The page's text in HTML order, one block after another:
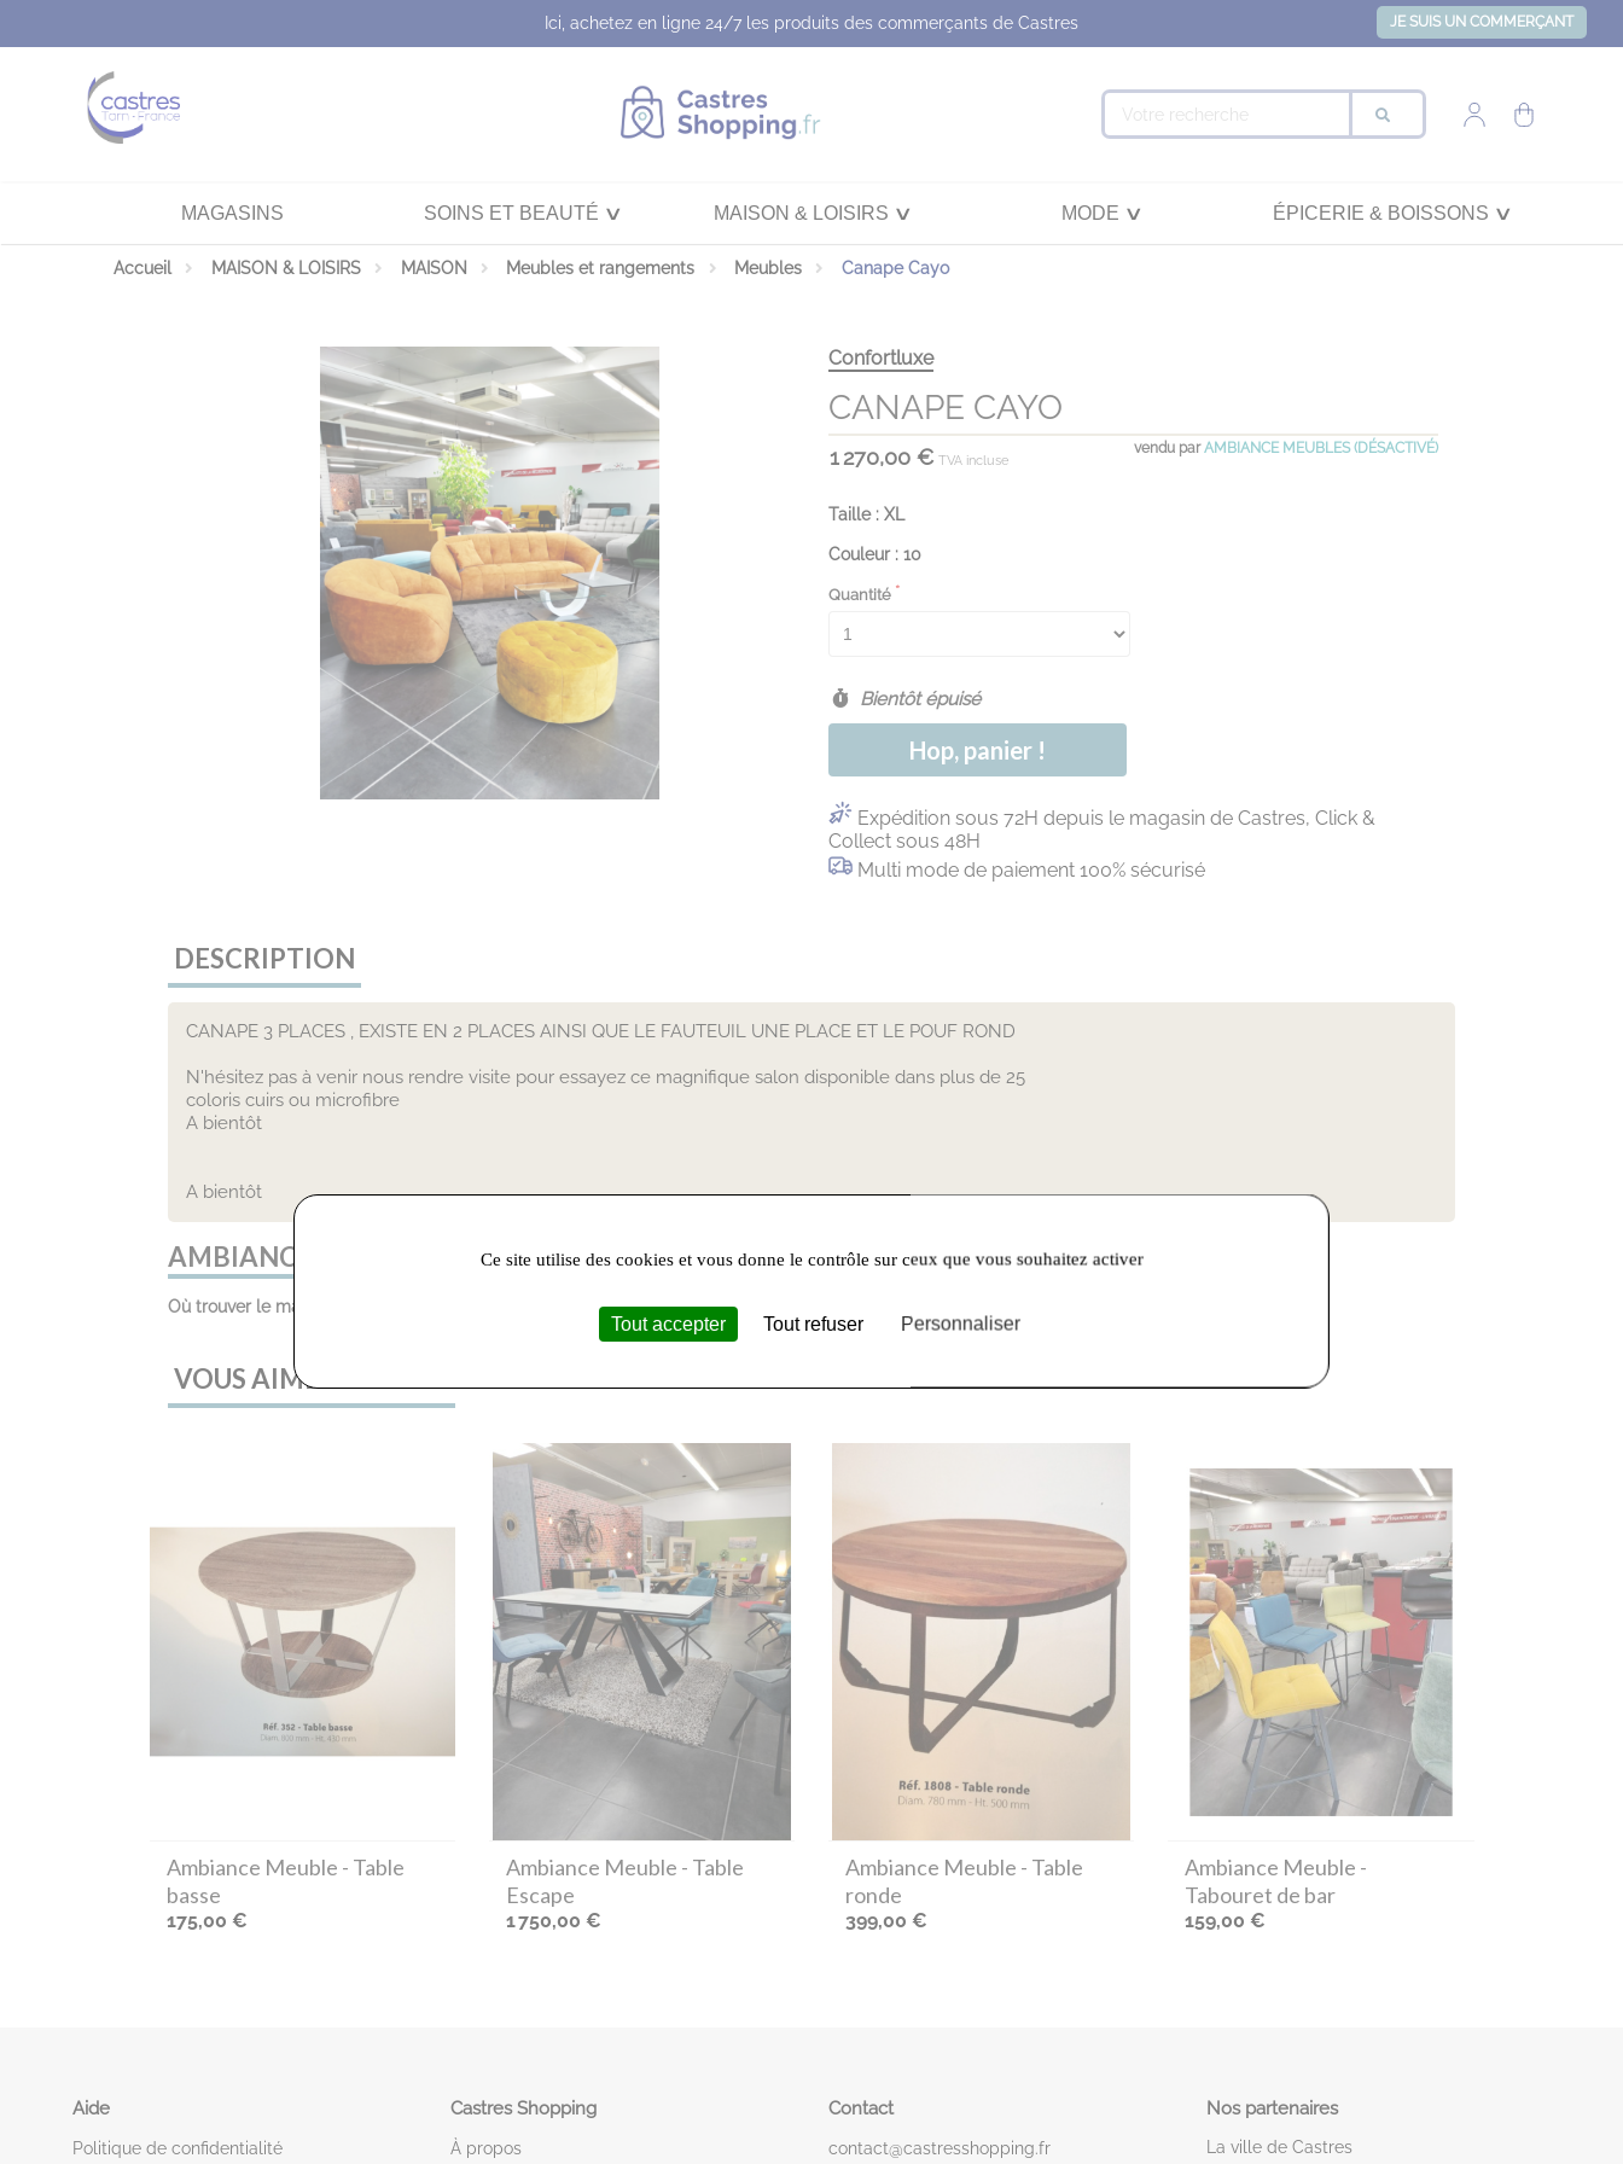
Ici, achetez en ligne 24/7 les produits des commerçants de Castres JE SUIS UN COMMERÇANT
MAGASINS SOINS ET BEAUTÉ MAISON & LOISIRS MODE ÉPICERIE & BOISSONS
Accueil MAISON & LOISIRS MAISON Meubles et rangements Meubles Canape Cayo
Confortluxe
CANAPE CAYO
vendu parAMBIANCE MEUBLES (DÉSACTIVÉ)
1 270,00 € TVA incluse
Taille : XL
Couleur : 10
Quantité
Bientôt épuisé
Hop, panier !
Expédition sous 72H depuis le magasin de Castres, Click &
Collect sous 48H
Multi mode de paiement 100% sécurisé
DESCRIPTION
CANAPE 3 PLACES , EXISTE EN 2 PLACES AINSI QUE LE FAUTEUIL UNE PLACE ET LE POUF ROND
N'hésitez pas à venir nous rendre visite pour essayez ce magnifique salon disponible dans plus de 25
coloris cuirs ou microfibre
A bientôt
A bientôt
AMBIANCE MEUBLES (DÉSACTIVÉ) :
Où trouver le magasin : Téléphone :05 63 74 76 47
VOUS AIMEREZ AUSSI
Ambiance Meuble - Table
basse
175,00 €
Ambiance Meuble - Table
Escape
1 750,00 €
Ambiance Meuble - Table
ronde
399,00 €
Ambiance Meuble -
Tabouret de bar
159,00 €
Aide
Politique de confidentialité
Castres Shopping
À propos
Contact
contact@castresshopping.fr
Nos partenaires
La ville de Castres
Ce site utilise des cookies et vous donne le contrôle sur ceux que vous souhaitez activer
Tout accepter Tout refuser Personnaliser